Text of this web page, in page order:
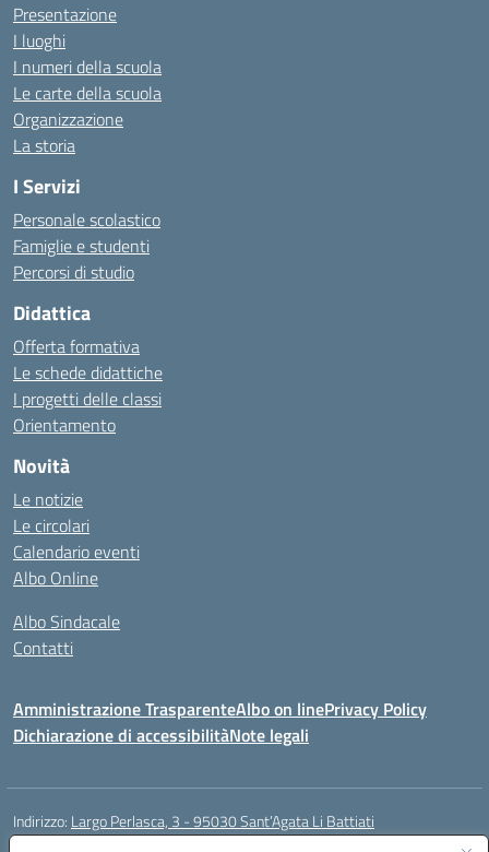
Presentazione
I luoghi
I numeri della scuola
Le carte della scuola
Organizzazione
La storia
I Servizi
Personale scolastico
Famiglie e studenti
Percorsi di studio
Didattica
Offerta formativa
Le schede didattiche
I progetti delle classi
Orientamento
Novità
Le notizie
Le circolari
Calendario eventi
Albo Online
Albo Sindacale
Contatti
Amministrazione TrasparenteAlbo on linePrivacy Policy
Dichiarazione di accessibilitàNote legali
Indirizzo: Largo Perlasca, 3 - 95030 Sant’Agata Li Battiati
Centralino:
ctic8bl002@istruzione.it